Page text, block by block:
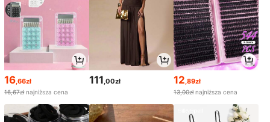
16,66zł
16,67zł najniższa cena
111,00zł 12,89zł
13,00zł najniższa cena